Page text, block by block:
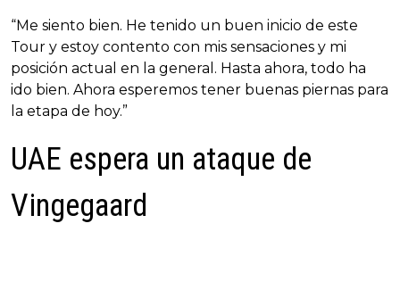
“Me siento bien. He tenido un buen inicio de este
Tour y estoy contento con mis sensaciones y mi
posición actual en la general. Hasta ahora, todo ha
ido bien. Ahora esperemos tener buenas piernas para
la etapa de hoy.”
UAE espera un ataque de
Vingegaard